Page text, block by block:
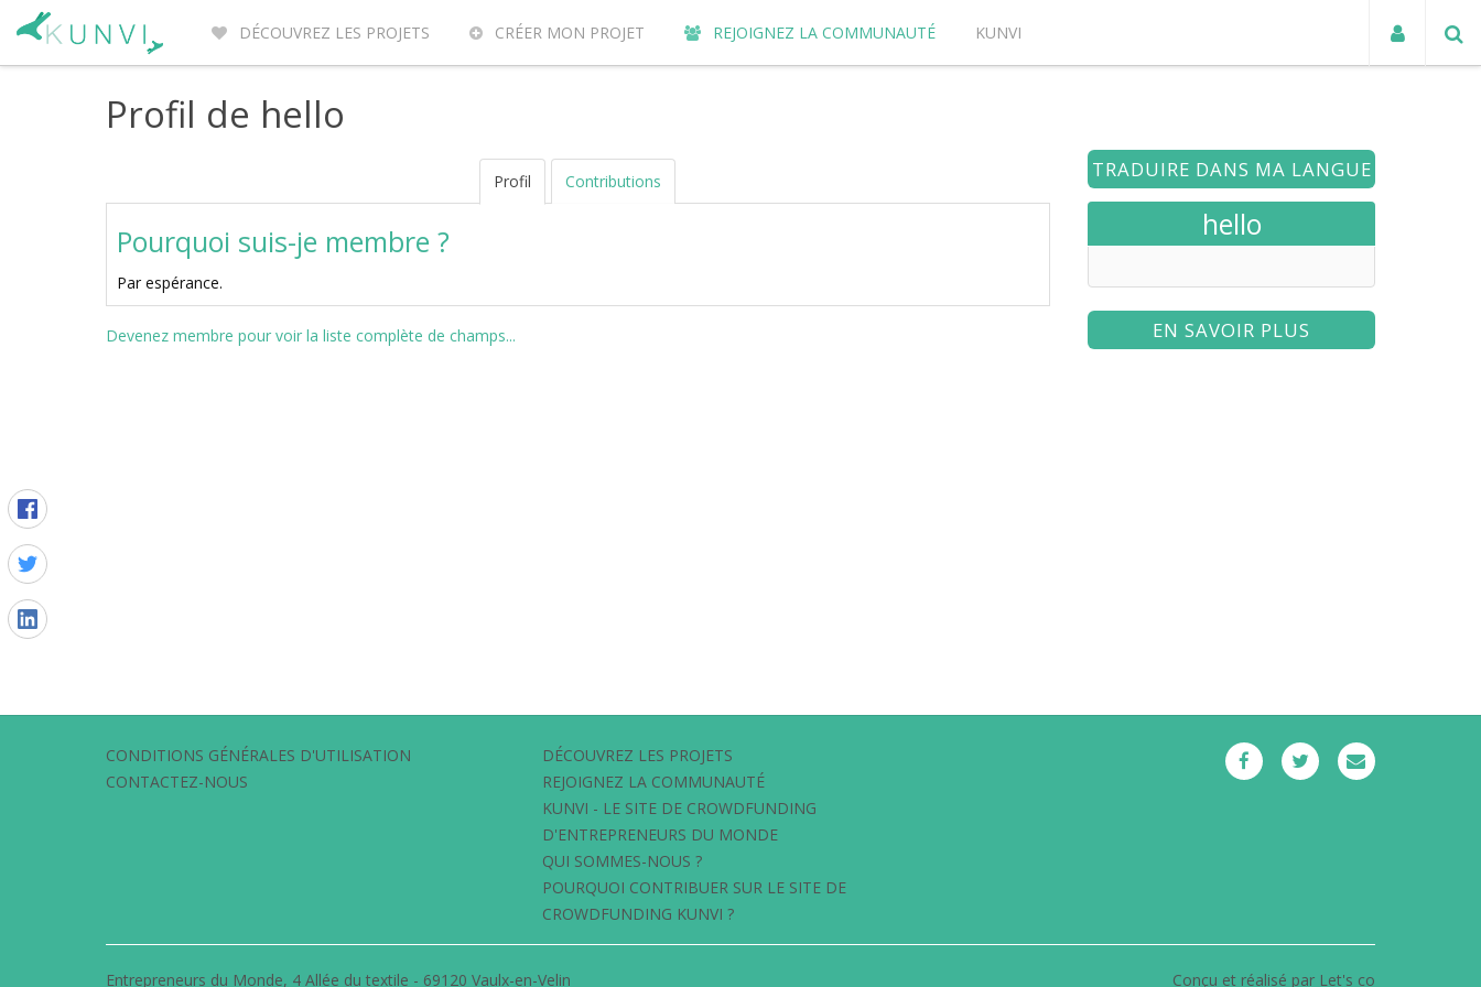
DÉCOUVREZ LES PROJETS CRÉER MON PROJET REJOIGNEZ LA COMMUNAUTÉ KUNVI
ENTREPRENEURS DU MONDE
Profil de hello
Profil Contributions
Pourquoi suis-je membre ?
Par espérance.
Devenez membre pour voir la liste complète de champs...
TRADUIRE DANS MA LANGUE
hello
EN SAVOIR PLUS
CONDITIONS GÉNÉRALES D'UTILISATION
CONTACTEZ-NOUS
DÉCOUVREZ LES PROJETS
REJOIGNEZ LA COMMUNAUTÉ
KUNVI - LE SITE DE CROWDFUNDING
D'ENTREPRENEURS DU MONDE
QUI SOMMES-NOUS ?
POURQUOI CONTRIBUER SUR LE SITE DE
CROWDFUNDING KUNVI ?
Entrepreneurs du Monde, 4 Allée du textile - 69120 Vaulx-en-Velin Conçu et réalisé par Let's co